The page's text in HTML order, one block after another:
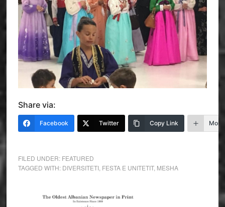
Share via:
Facebook Twitter Copy Link More
FILED UNDER: FEATURED
TAGGED WITH: DIVERSITETI, FESTA E UNITETIT, MESHA